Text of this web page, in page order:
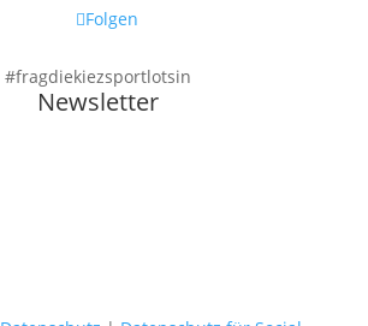
Folgen
#fragdiekiezsportlotsin
Newsletter